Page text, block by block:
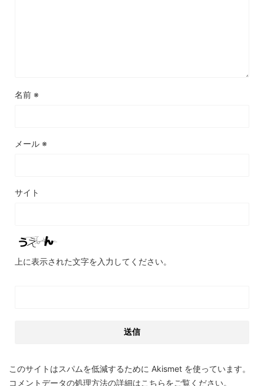
名前 ※
メール ※
サイト
上に表示された文字を入力してください。
このサイトはスパムを低減するために Akismet を使っています。
コメントデータの処理方法の詳細はこちらをご覧ください。